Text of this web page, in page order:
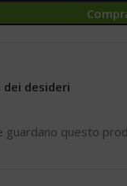
desideri
guardano questo